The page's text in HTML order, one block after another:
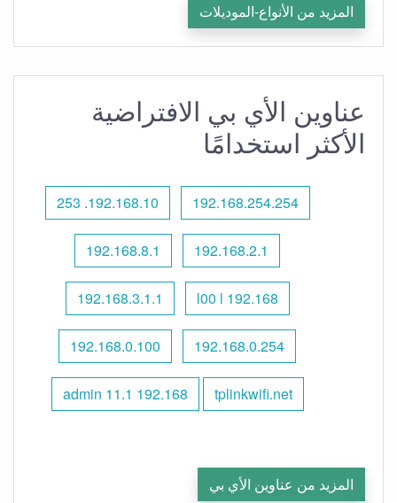
المزيد من الأنواع-الموديلات
عناوين الأي بي الافتراضية
الأكثر استخدامًا
192.168.254.254
192.168.10. 253
192.168.2.1
192.168.8.1
192.168 l00 l
192.168.3.1.1
192.168.0.254
192.168.0.100
tplinkwifi.net
192.168 11.1 admin
المزيد من عناوين الأي بي